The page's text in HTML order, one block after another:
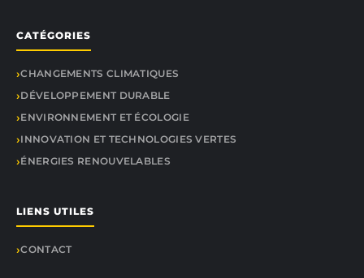
CATÉGORIES
CHANGEMENTS CLIMATIQUES
DÉVELOPPEMENT DURABLE
ENVIRONNEMENT ET ÉCOLOGIE
INNOVATION ET TECHNOLOGIES VERTES
ÉNERGIES RENOUVELABLES
LIENS UTILES
CONTACT